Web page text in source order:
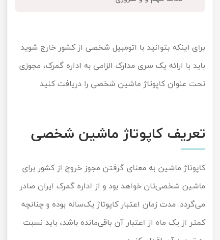
برای اینکه بتوانید با اتومبیل شخصی‌ از کشور خارج شوید
باید با ارائه یک سری مدارک الزامی به اداره گمرک، مجوزی
تحت عنوان کاپوتاژ ماشین شخصی را دریافت کنید.
تعریف کاپوتاژ ماشین شخصی
کاپوتاژ ماشین به معنای گرفتن مجوز خروج از کشور برای
ماشین شخصی‌تان خواهد بود و از اداره گمرک ایران صادر
می‌گردد. مدت زمان اعتبار کاپوتاژ یک‌ساله بوده و چنانچه
کمتر از یک ماه از اعتبار آن باقی‌مانده باشد، باید نسبت
تور طبس
تور کویر کاراکال
تور کویر مصر
تور هرمز
تور ماسوله
تور مرداب سراوان
تور کیش از بندرعباس
تور مالدیو
تور قزاقستان اقساطی
تور زیارتی اقساطی